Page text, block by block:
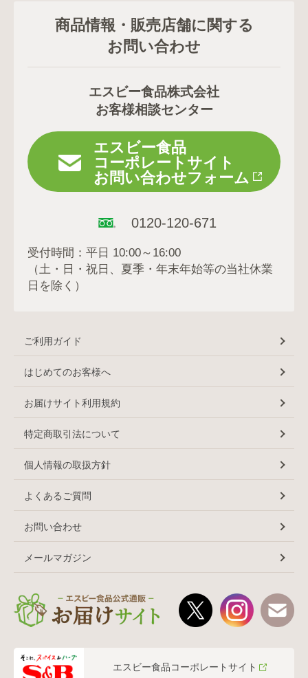
商品情報・販売店舗に関する
お問い合わせ
エスビー食品株式会社
お客様相談センター
エスビー食品
コーポレートサイト
お問い合わせフォーム
0120-120-671
受付時間：平日 10:00～16:00
（土・日・祝日、夏季・年末年始等の当社休業
日を除く）
ご利用ガイド
はじめてのお客様へ
お届けサイト利用規約
特定商取引法について
個人情報の取扱方針
よくあるご質問
お問い合わせ
メールマガジン
エスビー食品コーポレートサイト